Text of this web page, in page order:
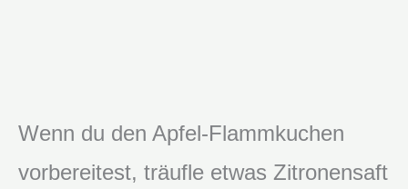
Wenn du den Apfel-Flammkuchen
vorbereitest, träufle etwas Zitronensaft